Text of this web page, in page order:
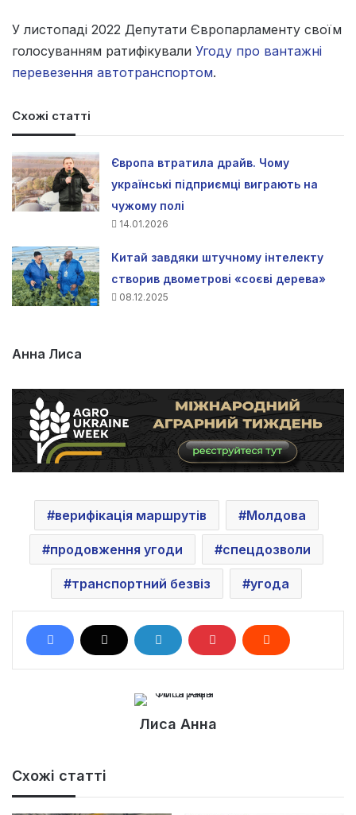
У листопаді 2022 Депутати Європарламенту своїм
голосуванням ратифікували Угоду про вантажні
перевезення автотранспортом.
Схожі статті
Європа втратила драйв. Чому
українські підприємці виграють на
чужому полі
14.01.2026
Китай завдяки штучному інтелекту
створив двометрові «соєві дерева»
08.12.2025
Анна Лиса
верифікація маршрутів Молдова
продовження угоди спецдозволи
транспортний безвіз угода
Лиса Анна
Схожі статті